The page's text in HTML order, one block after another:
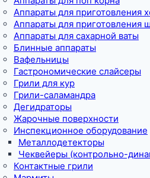
Аппараты для приготовления
Аппараты для приготовления
Аппараты для сахарной ваты
Блинные аппараты
Вафельницы
Гастрономические слайсеры
Грили для кур
Грили-саламандра
Дегидраторы
Жарочные поверхности
Инспекционное оборудование
Металлодетекторы
Чеквейеры (контрольно-
Контактные грили